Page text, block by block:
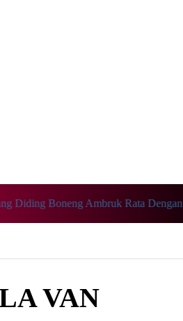
Boneng Ambruk Rata Dengan Tanah
VAN